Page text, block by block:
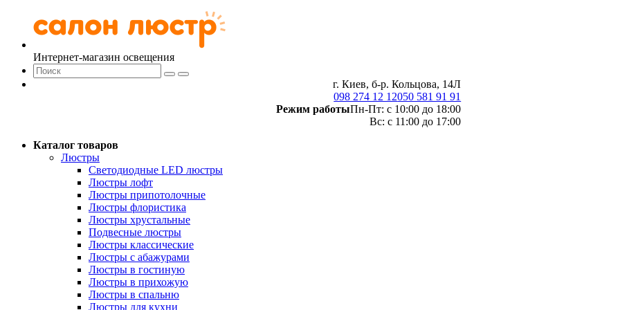
Интернет-магазин освещения
г. Киев, б-р. Кольцова, 14Л
098 274 12 12050 581 91 91
Режим работыПн-Пт: с 10:00 до 18:00
Вс: с 11:00 до 17:00
Каталог товаров
Люстры
Светодиодные LED люстры
Люстры лофт
Люстры припотолочные
Люстры флористика
Люстры хрустальные
Подвесные люстры
Люстры классические
Люстры с абажурами
Люстры в гостиную
Люстры в прихожую
Люстры в спальню
Люстры для кухни